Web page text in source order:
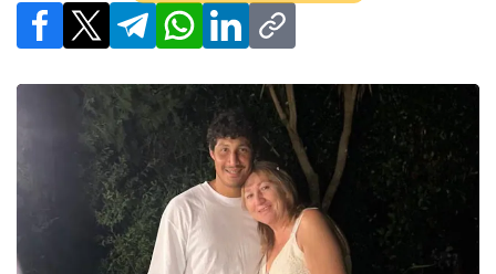
Facebook
X TelegramWhatsApp
LinkedInCopy link